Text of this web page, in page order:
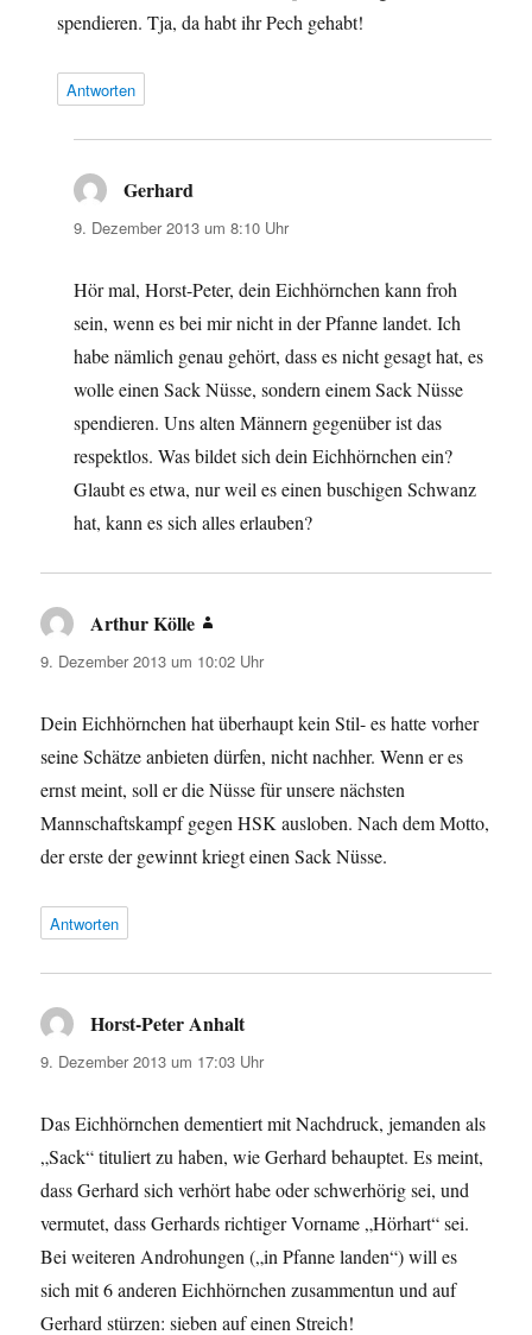
spendieren. Tja, da habt ihr Pech gehabt!
Antworten
Gerhard
9. Dezember 2013 um 8:10 Uhr
Hör mal, Horst-Peter, dein Eichhörnchen kann froh
sein, wenn es bei mir nicht in der Pfanne landet. Ich
habe nämlich genau gehört, dass es nicht gesagt hat, es
wolle einen Sack Nüsse, sondern einem Sack Nüsse
spendieren. Uns alten Männern gegenüber ist das
respektlos. Was bildet sich dein Eichhörnchen ein?
Glaubt es etwa, nur weil es einen buschigen Schwanz
hat, kann es sich alles erlauben?
Arthur Kölle
9. Dezember 2013 um 10:02 Uhr
Dein Eichhörnchen hat überhaupt kein Stil- es hatte vorher
seine Schätze anbieten dürfen, nicht nachher. Wenn er es
ernst meint, soll er die Nüsse für unsere nächsten
Mannschaftskampf gegen HSK ausloben. Nach dem Motto,
der erste der gewinnt kriegt einen Sack Nüsse.
Antworten
Horst-Peter Anhaltsagt:
9. Dezember 2013 um 17:03 Uhr
Das Eichhörnchen dementiert mit Nachdruck, jemanden als
„Sack“ tituliert zu haben, wie Gerhard behauptet. Es meint,
dass Gerhard sich verhört habe oder schwerhörig sei, und
vermutet, dass Gerhards richtiger Vorname „Hörhart“ sei.
Bei weiteren Androhungen („in Pfanne landen“) will es
sich mit 6 anderen Eichhörnchen zusammentun und auf
Gerhard stürzen: sieben auf einen Streich!